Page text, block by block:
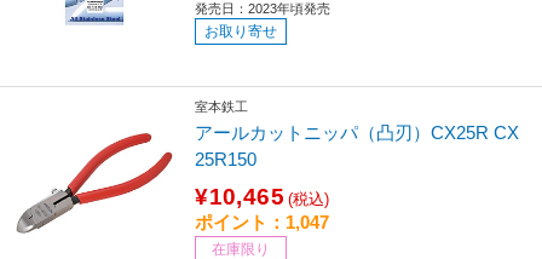
発売日：2023年頃発売
お取り寄せ
室本鉄工
アールカットニッパ（凸刃）CX25R CX
25R150
¥10,465 (税込)
ポイント：1,047
在庫限り